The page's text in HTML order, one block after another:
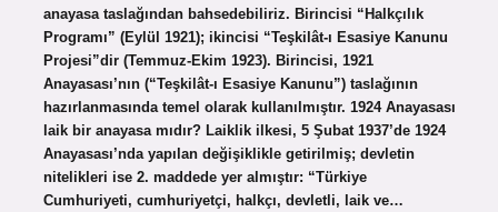
anayasa taslağından bahsedebiliriz. Birincisi “Halkçılık
Programı” (Eylül 1921); ikincisi “Teşkilât-ı Esasiye Kanunu
Projesi”dir (Temmuz-Ekim 1923). Birincisi, 1921
Anayasası’nın (“Teşkilât-ı Esasiye Kanunu”) taslağının
hazırlanmasında temel olarak kullanılmıştır. 1924 Anayasası
laik bir anayasa mıdır? Laiklik ilkesi, 5 Şubat 1937’de 1924
Anayasası’nda yapılan değişiklikle getirilmiş; devletin
nitelikleri ise 2. maddede yer almıştır: “Türkiye
Cumhuriyeti, cumhuriyetçi, halkçı, devletli, laik ve…